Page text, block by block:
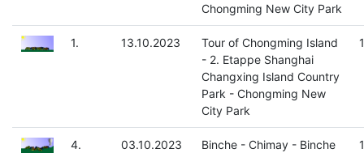
Chongming New City Park
1. 13.10.2023
Tour of Chongming Island
- 2. Etappe Shanghai
Changxing Island Country
Park - Chongming New
City Park
4. 03.10.2023
Binche - Chimay - Binche